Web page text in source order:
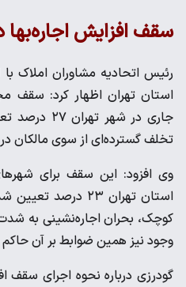
سقف افزایش اجاره‌بها در
رئیس اتحادیه مشاوران املاک
استان تهران اظهار کرد: سقف
جاری در
تخلف گسترده‌ای از سوی مالکان
استان تهران ۲۳
کوچک، بحران اجاره‌نشینی به
وجود نیز همین ضوابط بر آن حاکم
گودرزی درباره نحوه اجرای سقف